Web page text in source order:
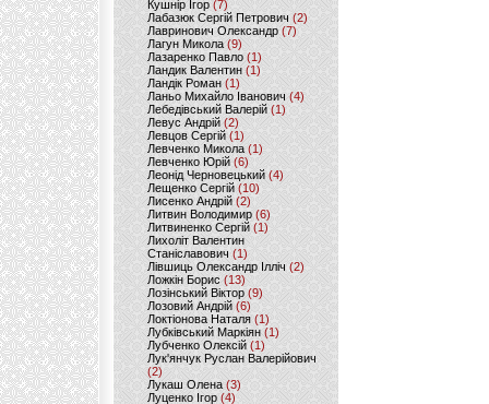
Кушнір Ігор(7)
Лабазюк Сергій Петрович (2)
Лавринович Олександр(7)
Лагун Микола(9)
Лазаренко Павло (1)
Ландик Валентин (1)
Ландік Роман (1)
Ланьо Михайло Іванович(4)
Лебедівський Валерій(1)
Левус Андрій(2)
Левцов Сергій (1)
Левченко Микола (1)
Левченко Юрій (6)
Леонід Черновецький (4)
Лещенко Сергій (10)
Лисенко Андрій (2)
Литвин Володимир (6)
Литвиненко Сергій (1)
Лихоліт Валентин
Станіславович (1)
Лівшиць Олександр Ілліч (2)
Ложкін Борис(13)
Лозінський Віктор(9)
Лозовий Андрій (6)
Локтіонова Наталя (1)
Лубківський Маркіян(1)
Лубченко Олексій (1)
Лук'янчук Руслан Валерійович
(2)
Лукаш Олена (3)
Луценко Ігор (4)